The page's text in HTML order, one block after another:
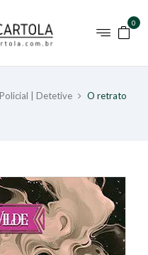
0
| Detetive
O retrato